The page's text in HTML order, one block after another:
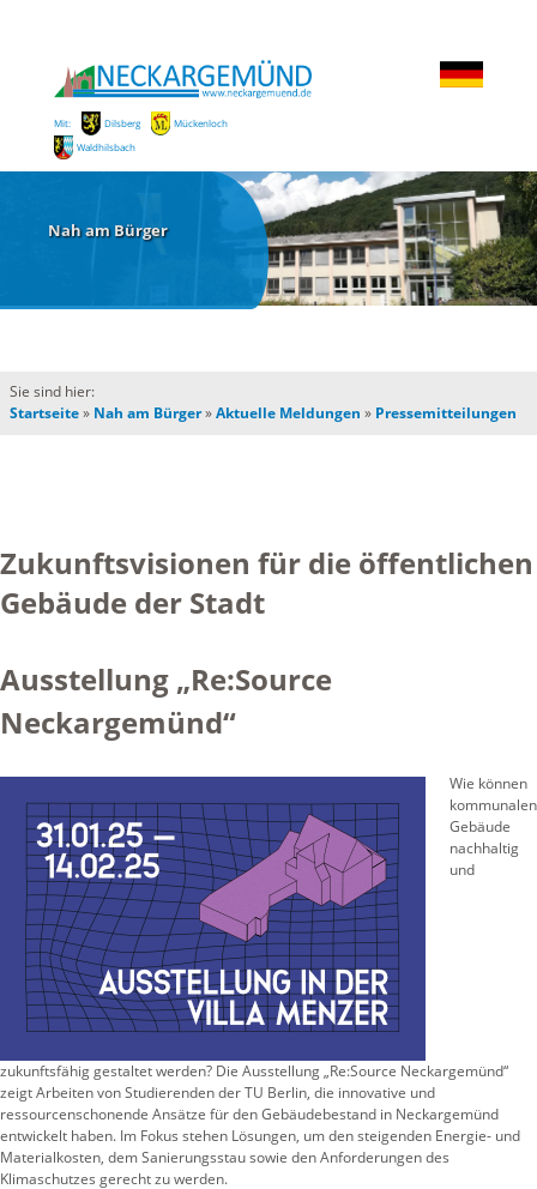
Mit: Dilsberg
Mückenloch
Waldhilsbach
Nah am Bürger
Sie sind hier:
Startseite» Nah am Bürger»Aktuelle Meldungen » Pressemitteilungen
Zukunftsvisionen für die öffentlichen
Gebäude der Stadt
Ausstellung „Re:Source
Neckargemünd“
Wie können
kommunalen
Gebäude
nachhaltig
und
zukunftsfähig gestaltet werden? Die Ausstellung „Re:Source Neckargemünd“
zeigt Arbeiten von Studierenden der TU Berlin, die innovative und
ressourcenschonende Ansätze für den Gebäudebestand in Neckargemünd
entwickelt haben. Im Fokus stehen Lösungen, um den steigenden Energie- und
Materialkosten, dem Sanierungsstau sowie den Anforderungen des
Klimaschutzes gerecht zu werden.